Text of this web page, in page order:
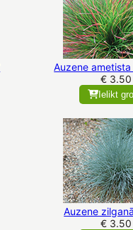
Auzene
€ 3.50
Ielikt
Auzene
€ 3.50